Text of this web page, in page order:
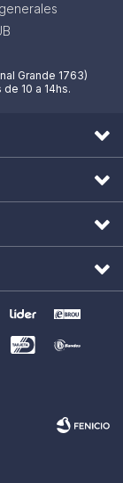
Grande 1763)
10 a 14hs.